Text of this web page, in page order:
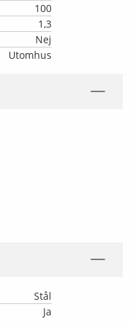
100
1,3
Nej
Utomhus
Stål
Ja